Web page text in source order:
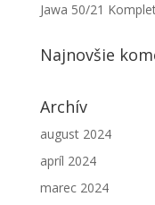
Jawa 50/21
Najnovšie
Archív
august 2024
apríl 2024
marec 2024